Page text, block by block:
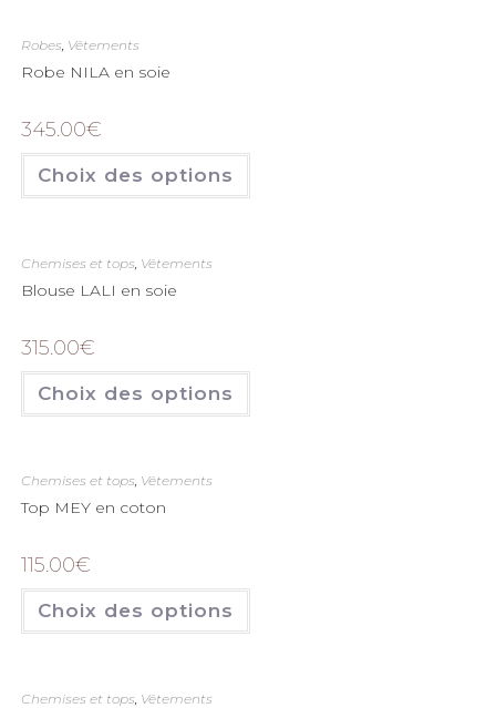
Robes, Vêtements
Robe NILA en soie
345.00€
Choix des options
Chemises et tops Vêtements
Blouse LALI en soie
315.00€
Choix des options
Chemises et tops, Vêtements
Top MEY en coton
115.00€
Choix des options
Chemises et tops Vêtements